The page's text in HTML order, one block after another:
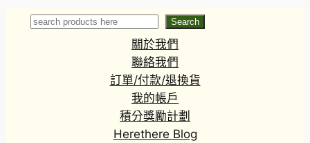
圍
：
H
K
$
1
3
3
.
Search Search
關於我們
聯絡我們
訂單/付款/退換貨
我的帳戶
積分獎勵計劃
Herethere Blog